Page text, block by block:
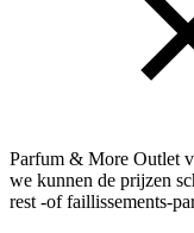
Parfum & More Outlet
we kunnen de prijzen
rest -of faillissements-